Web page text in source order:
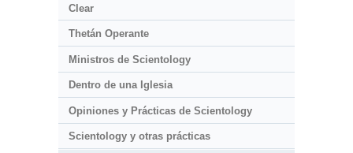
Clear
Thetán Operante
Ministros de Scientology
Dentro de una Iglesia
Opiniones y Prácticas de Scientology
Scientology y otras prácticas